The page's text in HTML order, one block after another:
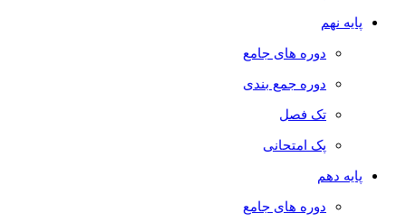
پایه نهم
دوره های جامع
دوره جمع بندی
تک فصل
پک امتحانی
پایه دهم
دوره های جامع